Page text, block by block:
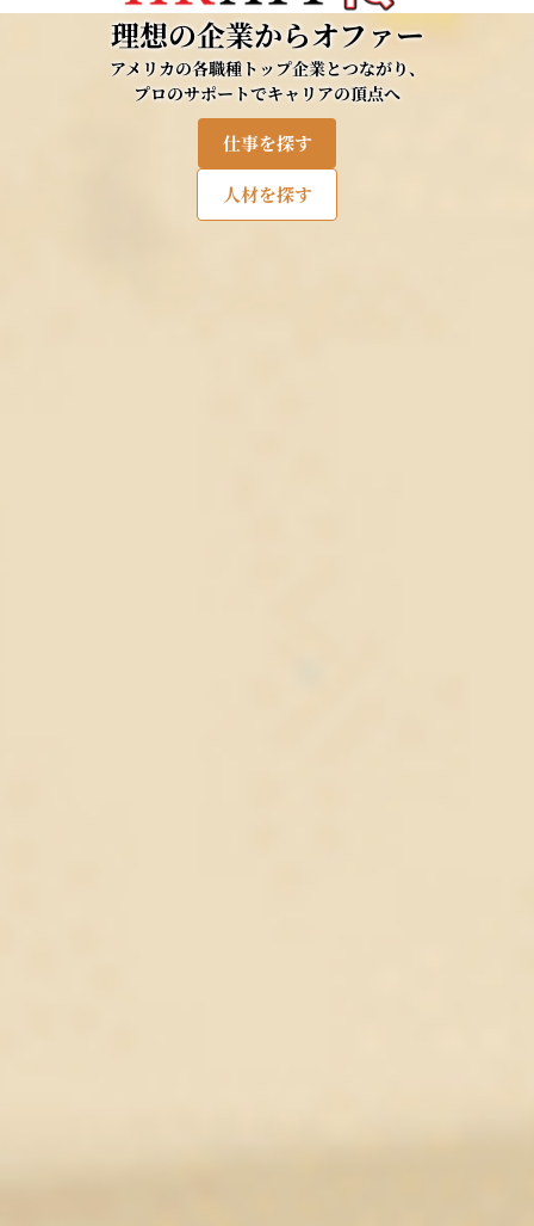
理想の企業からオファー
アメリカの各職種トップ企業とつながり、
プロのサポートでキャリアの頂点へ
仕事を探す
人材を探す